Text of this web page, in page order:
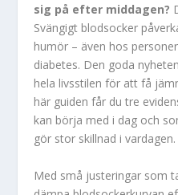
sig på efter middagen?
Svängigt blodsocker
humör – även hos
diabetes. Den goda
hela livsstilen för att få
här guiden får du tre
kan börja med i dag och
gör stor skillnad i vardagen.
Med små justeringar som